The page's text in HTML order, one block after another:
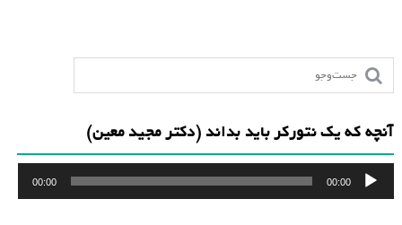
آنچه که یک نتورکر باید بداند (دکتر مجید معین)
پخش‌کننده
صوت
00:00
00:00